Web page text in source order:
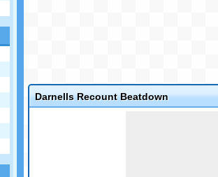
Darnells Recount Beatdown